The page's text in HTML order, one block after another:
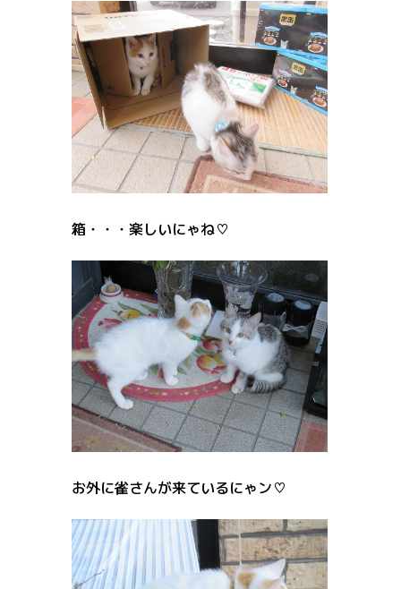
箱・・・楽しいにゃね♡
お外に雀さんが来ているにゃン♡